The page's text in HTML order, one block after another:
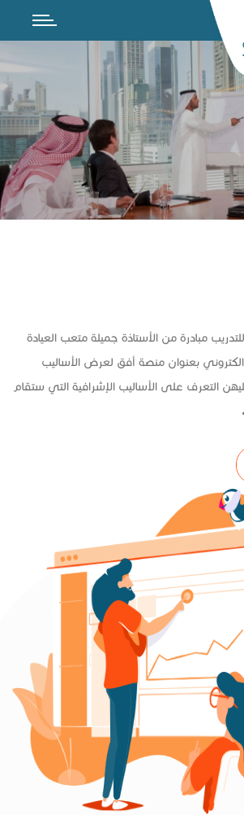
مبادرة من الأستاذة جميلة متعب العيادة
بعنوان منصة أفق لعرض الأساليب
التعرف على الأساليب الإشرافية التي ستقام